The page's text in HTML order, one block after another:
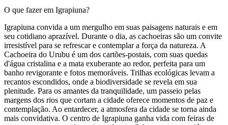
O que fazer em Igrapiuna?
Igrapiuna convida a um mergulho em suas paisagens naturais e em
seu cotidiano aprazível. Durante o dia, as cachoeiras são um convite
irresistível para se refrescar e contemplar a força da natureza. A
Cachoeira do Urubu é um dos cartões-postais, com suas quedas
d'água cristalina e a mata exuberante ao redor, perfeita para um
banho revigorante e fotos memoráveis. Trilhas ecológicas levam a
recantos escondidos, onde a biodiversidade se revela em sua
plenitude. Para os amantes da tranquilidade, um passeio pelas
margens dos rios que cortam a cidade oferece momentos de paz e
contemplação. Ao entardecer, a atmosfera da cidade se torna ainda
mais convidativa. O centro de Igrapiuna ganha vida com feiras de